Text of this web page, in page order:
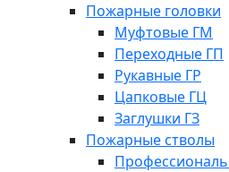
Пожарные головки
Муфтовые ГМ
Переходные ГП
Рукавные ГР
Цапковые ГЦ
Заглушки ГЗ
Пожарные стволы